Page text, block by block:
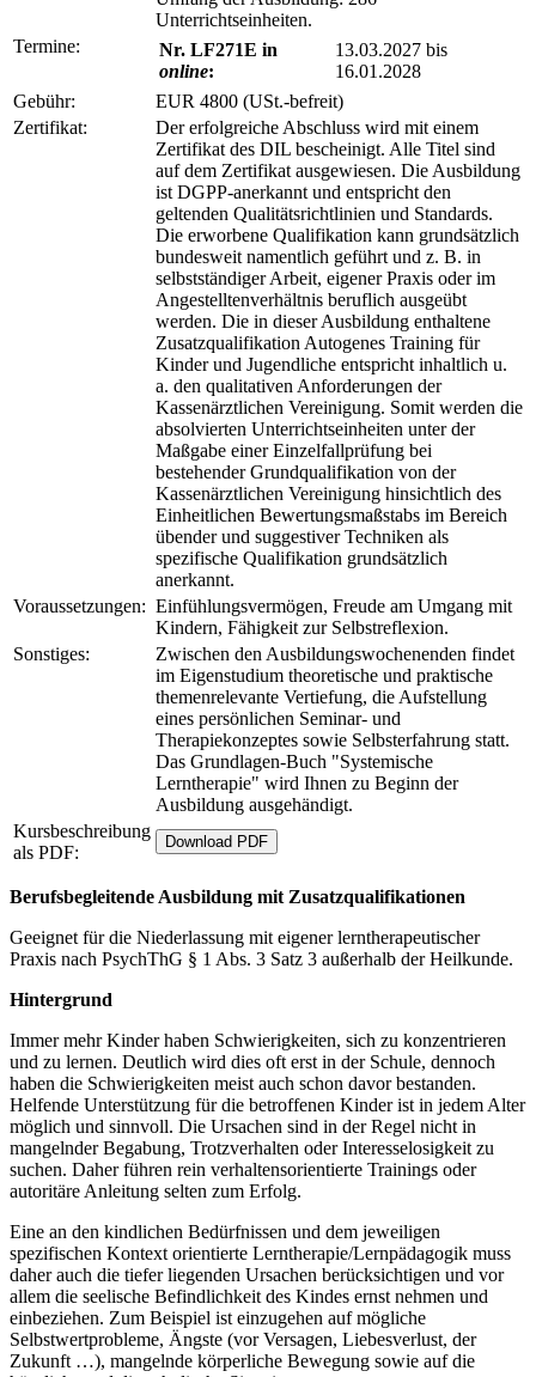
Unterrichtseinheiten.
Termine:
Nr. LF271E in
online:
13.03.2027 bis
16.01.2028
Gebühr:
EUR 4800 (USt.-befreit)
Zertifikat:
Der erfolgreiche Abschluss wird mit einem
Zertifikat des DIL bescheinigt. Alle Titel sind
auf dem Zertifikat ausgewiesen. Die Ausbildung
ist DGPP-anerkannt und entspricht den
geltenden Qualitätsrichtlinien und Standards.
Die erworbene Qualifikation kann grundsätzlich
bundesweit namentlich geführt und z. B. in
selbstständiger Arbeit, eigener Praxis oder im
Angestelltenverhältnis beruflich ausgeübt
werden. Die in dieser Ausbildung enthaltene
Zusatzqualifikation Autogenes Training für
Kinder und Jugendliche entspricht inhaltlich u.
a. den qualitativen Anforderungen der
Kassenärztlichen Vereinigung. Somit werden die
absolvierten Unterrichtseinheiten unter der
Maßgabe einer Einzelfallprüfung bei
bestehender Grundqualifikation von der
Kassenärztlichen Vereinigung hinsichtlich des
Einheitlichen Bewertungsmaßstabs im Bereich
übender und suggestiver Techniken als
spezifische Qualifikation grundsätzlich
anerkannt.
Voraussetzungen: Einfühlungsvermögen, Freude am Umgang mit
Kindern, Fähigkeit zur Selbstreflexion.
Sonstiges:
Zwischen den Ausbildungswochenenden findet
im Eigenstudium theoretische und praktische
themenrelevante Vertiefung, die Aufstellung
eines persönlichen Seminar- und
Therapiekonzeptes sowie Selbsterfahrung statt.
Das Grundlagen-Buch "Systemische
Lerntherapie" wird Ihnen zu Beginn der
Ausbildung ausgehändigt.
Kursbeschreibung
als PDF:
Berufsbegleitende Ausbildung mit Zusatzqualifikationen
Geeignet für die Niederlassung mit eigener lerntherapeutischer
Praxis nach PsychThG § 1 Abs. 3 Satz 3 außerhalb der Heilkunde.
Hintergrund
Immer mehr Kinder haben Schwierigkeiten, sich zu konzentrieren
und zu lernen. Deutlich wird dies oft erst in der Schule, dennoch
haben die Schwierigkeiten meist auch schon davor bestanden.
Helfende Unterstützung für die betroffenen Kinder ist in jedem Alter
möglich und sinnvoll. Die Ursachen sind in der Regel nicht in
mangelnder Begabung, Trotzverhalten oder Interesselosigkeit zu
suchen. Daher führen rein verhaltensorientierte Trainings oder
autoritäre Anleitung selten zum Erfolg.
Eine an den kindlichen Bedürfnissen und dem jeweiligen
spezifischen Kontext orientierte Lerntherapie/Lernpädagogik muss
daher auch die tiefer liegenden Ursachen berücksichtigen und vor
allem die seelische Befindlichkeit des Kindes ernst nehmen und
einbeziehen. Zum Beispiel ist einzugehen auf mögliche
Selbstwertprobleme, Ängste (vor Versagen, Liebesverlust, der
Zukunft …), mangelnde körperliche Bewegung sowie auf die